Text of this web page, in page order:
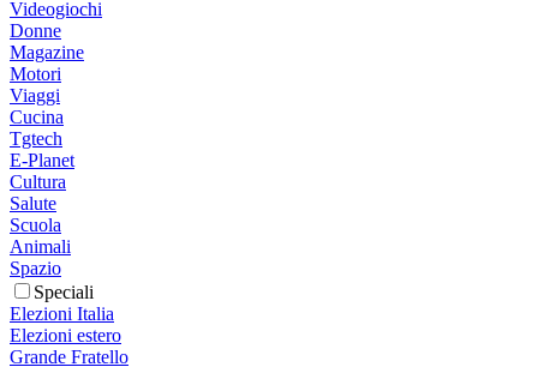
Videogiochi
Donne
Magazine
Motori
Viaggi
Cucina
Tgtech
E-Planet
Cultura
Salute
Scuola
Animali
Spazio
Speciali
Elezioni Italia
Elezioni estero
Grande Fratello